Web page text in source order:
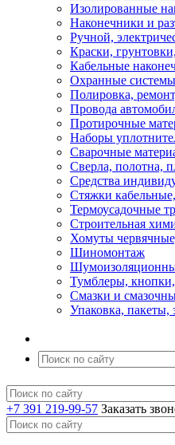
Изолированные
Наконечники и
Ручной,
Краски,
Кабельные
Охранные
Полировка,
Провода
Протирочные
Наборы
Сварочные
Сверла, полотна,
Средства
Стяжки
Термоусадочные
Строительная
Хомуты
Шиномонтаж
Тумблеры,
Смазки и
Упаковка,
+7 391 219-99-57 Заказать